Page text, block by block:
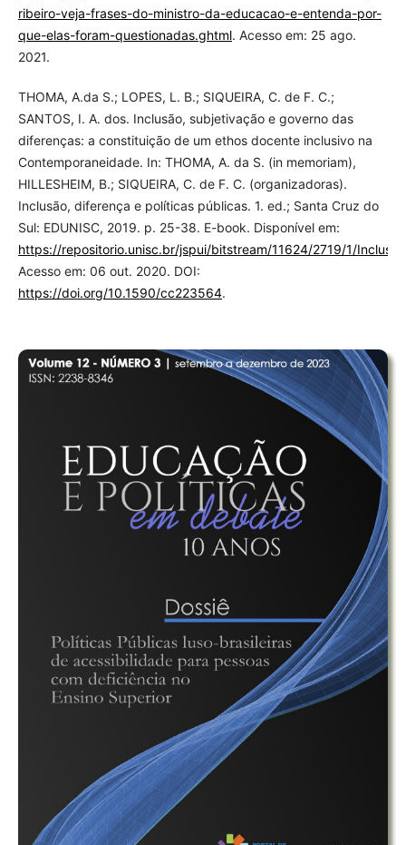
ribeiro-veja-frases-do-ministro-da-educacao-e-entenda-por-
que-elas-foram-questionadas.ghtml. Acesso em: 25 ago.
2021.
THOMA, A.da S.; LOPES, L. B.; SIQUEIRA, C. de F. C.;
SANTOS, I. A. dos. Inclusão, subjetivação e governo das
diferenças: a constituição de um ethos docente inclusivo na
Contemporaneidade. In: THOMA, A. da S. (in memoriam),
HILLESHEIM, B.; SIQUEIRA, C. de F. C. (organizadoras).
Inclusão, diferença e políticas públicas. 1. ed.; Santa Cruz do
Sul: EDUNISC, 2019. p. 25-38. E-book. Disponível em:
https://repositorio.unisc.br/jspui/bitstream/11624/2719/1/
Acesso em: 06 out. 2020. DOI:
https://doi.org/10.1590/cc223564.